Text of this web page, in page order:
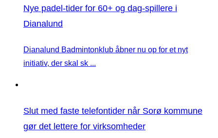
Nye padel-tider for 60+ og dag-spillere i
Dianalund
Dianalund Badmintonklub åbner nu op for et nyt
initiativ, der skal sk ...
Slut med faste telefontider når Sorø kommune
gør det lettere for virksomheder